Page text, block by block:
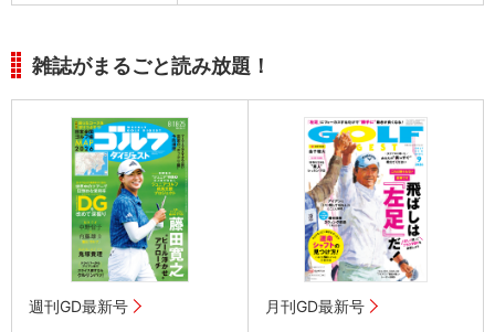
雑誌がまるごと読み放題！
週刊GD最新号 月刊GD最新号